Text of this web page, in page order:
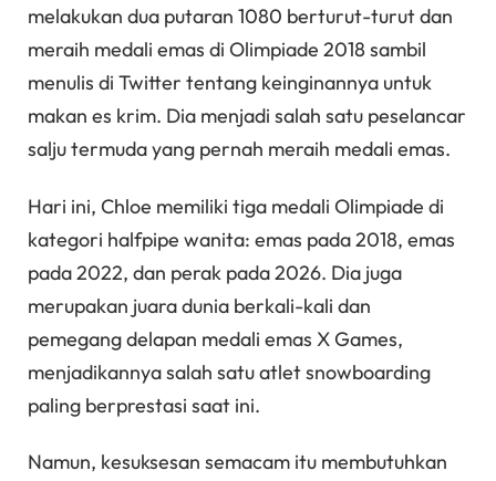
melakukan dua putaran 1080 berturut-turut dan
meraih medali emas di Olimpiade 2018 sambil
menulis di Twitter tentang keinginannya untuk
makan es krim. Dia menjadi salah satu peselancar
salju termuda yang pernah meraih medali emas.
Hari ini, Chloe memiliki tiga medali Olimpiade di
kategori halfpipe wanita: emas pada 2018, emas
pada 2022, dan perak pada 2026. Dia juga
merupakan juara dunia berkali-kali dan
pemegang delapan medali emas X Games,
menjadikannya salah satu atlet snowboarding
paling berprestasi saat ini.
Namun, kesuksesan semacam itu membutuhkan